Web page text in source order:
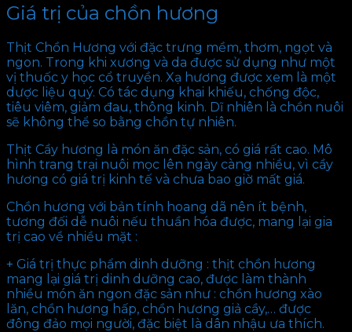
Giá trị của chồn hương
Thịt Chồn Hương với đặc trưng mềm, thơm, ngọt và
ngon. Trong khi xương và da được sử dụng như một
vị thuốc y học cổ truyền. Xạ hương được xem là một
dược liệu quý. Có tác dụng khai khiếu, chống độc,
tiêu viêm, giảm đau, thông kinh. Dĩ nhiên là chồn nuôi
sẽ không thể so bằng chồn tự nhiên.
Thịt Cầy hương là món ăn đặc sản, có giá rất cao. Mô
hình trang trại nuôi mọc lên ngày càng nhiều, vì cầy
hương có giá trị kinh tế và chưa bao giờ mất giá.
Chồn hương với bản tính hoang dã nên ít bệnh,
tương đối dễ nuôi nếu thuần hóa được, mang lại gia
trị cao về nhiều mặt :
+ Giá trị thực phẩm dinh dưỡng : thịt chồn hương
mang lại giá trị dinh dưỡng cao, được làm thành
nhiều món ăn ngon đặc sản như : chồn hương xào
lăn, chồn hương hấp, chồn hương giả cầy,… được
đông đảo mọi người, đặc biệt là dân nhậu ưa thích.